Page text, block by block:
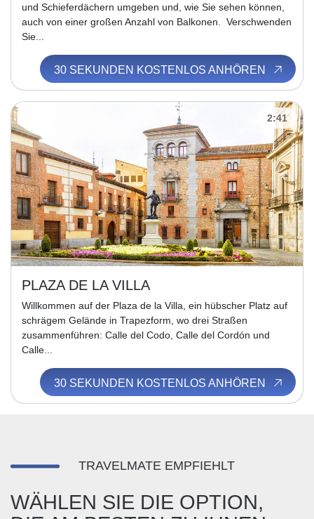
und Schieferdächern umgeben und, wie Sie sehen können,
auch von einer großen Anzahl von Balkonen. Verschwenden
Sie...
30 SEKUNDEN KOSTENLOS ANHÖREN
2:41
PLAZA DE LA VILLA
Willkommen auf der Plaza de la Villa, ein hübscher Platz auf
schrägem Gelände in Trapezform, wo drei Straßen
zusammenführen: Calle del Codo, Calle del Cordón und
Calle...
30 SEKUNDEN KOSTENLOS ANHÖREN
TRAVELMATE EMPFIEHLT
WÄHLEN SIE DIE OPTION,